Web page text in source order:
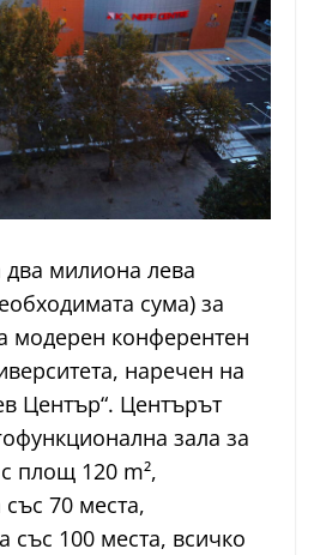
два милиона лева
сума) за
модерен конферентен
наречен на
Център“. Центърът
зала за
площ 120 m²,
със 70 места,
със 100 места, всичко